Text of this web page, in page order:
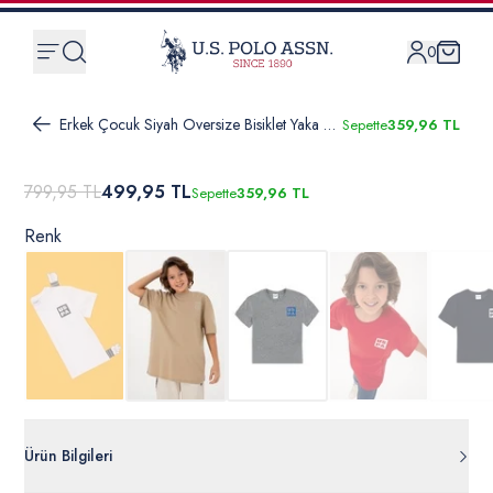
0
Erkek Çocuk Siyah Oversize Bisiklet Yaka Tişört Sepette359,96 TL
799,95 TL499,95 TLSepette359,96 TL
Renk
Ürün Bilgileri